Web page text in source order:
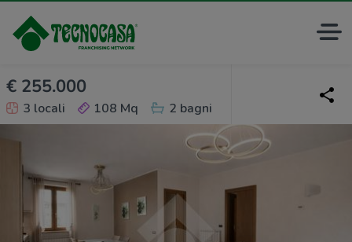
€ 255.000
3 locali 108 Mq 2 bagni